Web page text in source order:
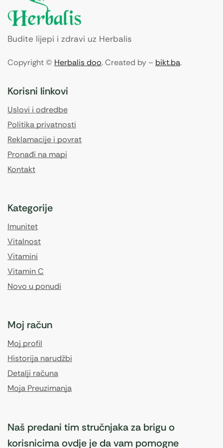
Budite lijepi i zdravi uz Herbalis
Copyright © Herbalis doo. Created by – bikt.ba.
Korisni linkovi
Uslovi i odredbe
Politika privatnosti
Reklamacije i povrat
Pronađi na mapi
Kontakt
Kategorije
Imunitet
Vitalnost
Vitamini
Vitamin C
Novo u ponudi
Moj račun
Moj profil
Historija narudžbi
Detalji računa
Moja Preuzimanja
Naš predani tim stručnjaka za brigu o
korisnicima ovdje je da vam pomogne